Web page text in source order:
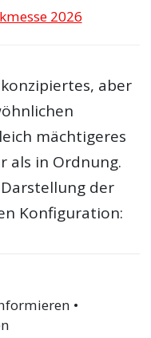
2026
aber
mächtigeres
als in Ordnung.
der
Konfiguration:
•